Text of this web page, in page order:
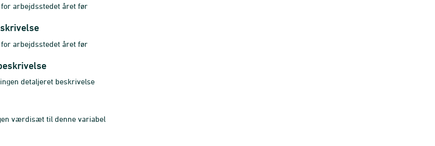
arbejdsstedet året før
arbejdsstedet året før
detaljeret beskrivelse
værdisæt til denne variabel